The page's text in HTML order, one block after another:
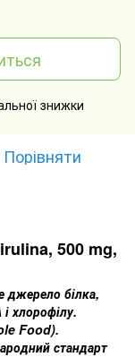
знижки
Порівняти
500 mg,
джерело білка,
хлорофілу.
Food).
стандарт